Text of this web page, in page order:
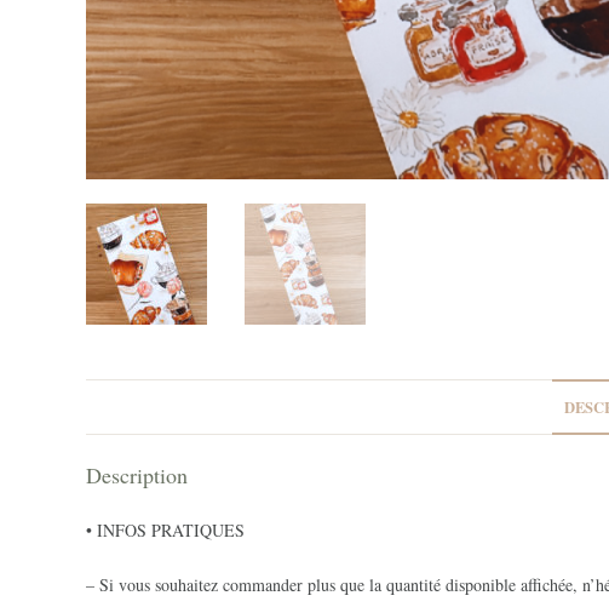
Description
• INFOS PRATIQUES
– Si vous souhaitez commander plus que la quantité disponible affichée,